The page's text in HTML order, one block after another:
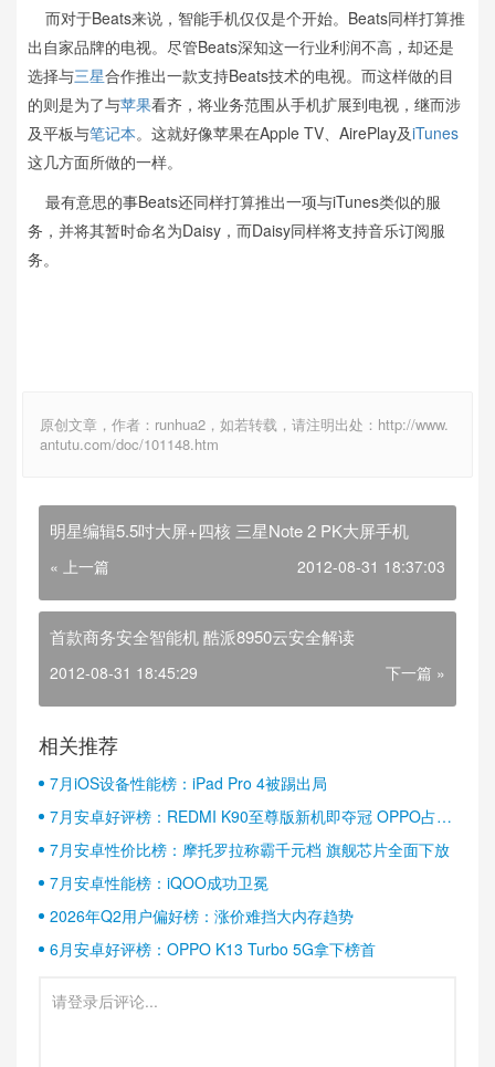
而对于Beats来说，智能手机仅仅是个开始。Beats同样打算推
出自家品牌的电视。尽管Beats深知这一行业利润不高，却还是
选择与三星合作推出一款支持Beats技术的电视。而这样做的目
的则是为了与苹果看齐，将业务范围从手机扩展到电视，继而涉
及平板与笔记本。这就好像苹果在Apple TV、AirePlay及iTunes
这几方面所做的一样。
最有意思的事Beats还同样打算推出一项与iTunes类似的服
务，并将其暂时命名为Daisy，而Daisy同样将支持音乐订阅服
务。
原创文章，作者：runhua2，如若转载，请注明出处：http://www.
antutu.com/doc/101148.htm
明星编辑5.5吋大屏+四核 三星Note 2 PK大屏手机
« 上一篇 2012-08-31 18:37:03
首款商务安全智能机 酷派8950云安全解读
2012-08-31 18:45:29 下一篇 »
相关推荐
7月iOS设备性能榜：iPad Pro 4被踢出局
7月安卓好评榜：REDMI K90至尊版新机即夺冠 OPPO占据
半壁江山
7月安卓性价比榜：摩托罗拉称霸千元档 旗舰芯片全面下放
7月安卓性能榜：iQOO成功卫冕
2026年Q2用户偏好榜：涨价难挡大内存趋势
6月安卓好评榜：OPPO K13 Turbo 5G拿下榜首